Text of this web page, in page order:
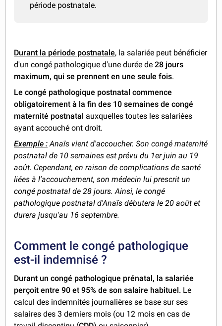
période postnatale.
Durant la période postnatale, la salariée peut bénéficier
d'un congé pathologique d'une durée de28 jours
maximum, qui se prennent en une seule fois.
Le congé pathologique postnatal commence
obligatoirement à la fin des 10 semaines de congé
maternité postnatal auxquelles toutes les salariées
ayant accouché ont droit.
Exemple : Anaïs vient d'accoucher. Son congé maternité
postnatal de 10 semaines est prévu du 1er juin au 19
août. Cependant, en raison de complications de santé
liées à l'accouchement, son médecin lui prescrit un
congé postnatal de 28 jours. Ainsi, le congé
pathologique postnatal d'Anaïs débutera le 20 août et
durera jusqu'au 16 septembre.
Comment le congé pathologique
est-il indemnisé ?
Durant un congé pathologique prénatal, la salariée
perçoit entre 90 et 95% de son salaire habituel. Le
calcul des indemnités journalières se base sur ses
salaires des 3 derniers mois (ou 12 mois en cas de